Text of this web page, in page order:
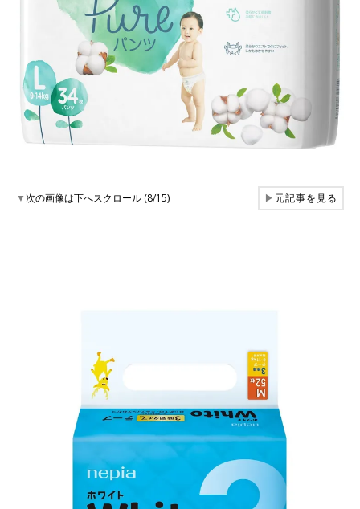
▼次の画像は下へスクロール (8/15) ▶元記事を見る